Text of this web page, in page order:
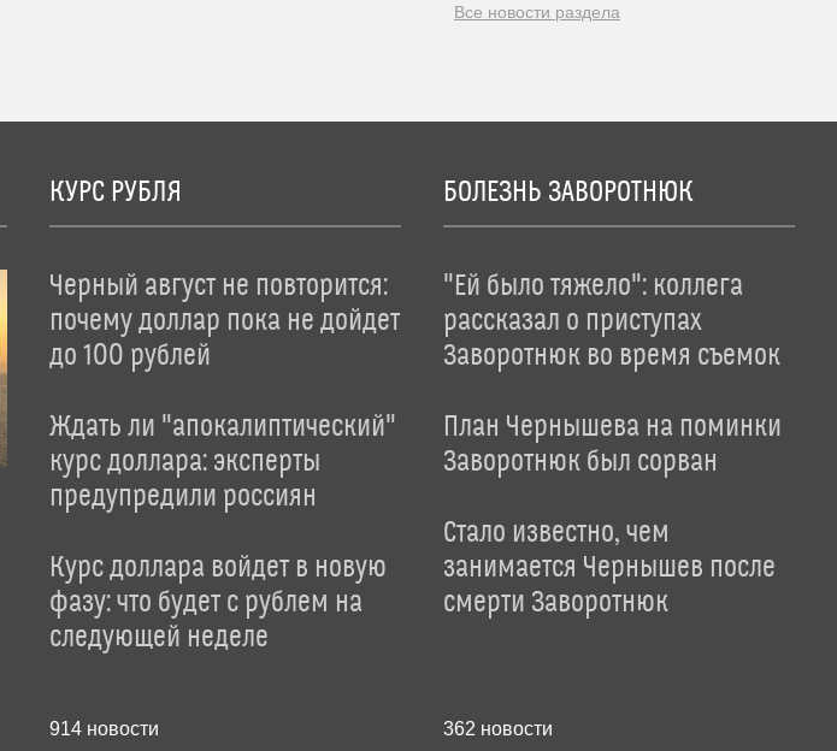
Все новости раздела
КУРС РУБЛЯ
Черный август не повторится:
почему доллар пока не дойдет
до 100 рублей
Ждать ли "апокалиптический"
курс доллара: эксперты
предупредили россиян
Курс доллара войдет в новую
фазу: что будет с рублем на
следующей неделе
914новости
БОЛЕЗНЬ ЗАВОРОТНЮК
"Ей было тяжело": коллега
рассказал о приступах
Заворотнюк во время съемок
План Чернышева на поминки
Заворотнюк был сорван
Стало известно, чем
занимается Чернышев после
смерти Заворотнюк
362 новости